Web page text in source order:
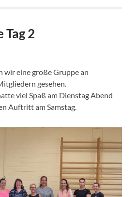
2
wir eine große Gruppe an
gesehen.
viel Spaß am Dienstag Abend
Auftritt am Samstag.